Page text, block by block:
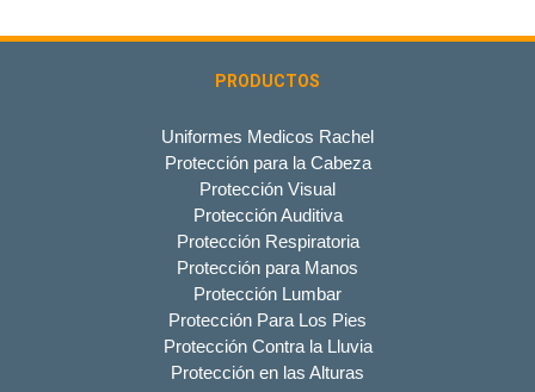
PRODUCTOS
Uniformes Medicos Rachel
Protección para la Cabeza
Protección Visual
Protección Auditiva
Protección Respiratoria
Protección para Manos
Protección Lumbar
Protección Para Los Pies
Protección Contra la Lluvia
Protección en las Alturas